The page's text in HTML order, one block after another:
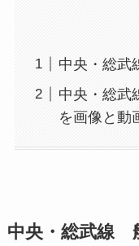
中央・総
中央・総
を画像と動
中央・総武線